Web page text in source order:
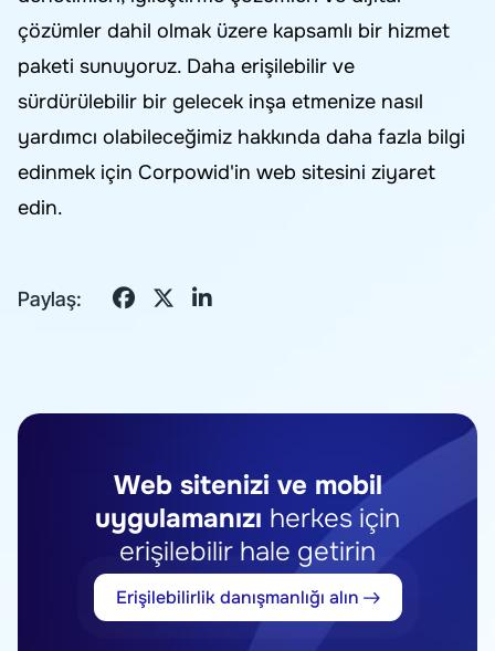
çözümler dahil olmak üzere kapsamlı bir hizmet
paketi sunuyoruz. Daha erişilebilir ve
sürdürülebilir bir gelecek inşa etmenize nasıl
yardımcı olabileceğimiz hakkında daha fazla bilgi
edinmek için Corpowid'in web sitesini ziyaret
edin.
Paylaş:
Web sitenizi ve mobil
uygulamanızı herkes için
erişilebilir hale getirin
Erişilebilirlik danışmanlığı alın